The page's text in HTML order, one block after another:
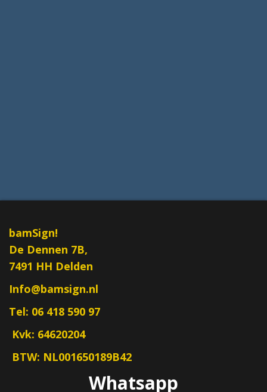
bamSign!
De Dennen 7B,
7491 HH Delden
​Info@bamsign.nl
Tel: 06 418 590 97
Kvk: 64620204
BTW: NL001650189B42
Whatsapp